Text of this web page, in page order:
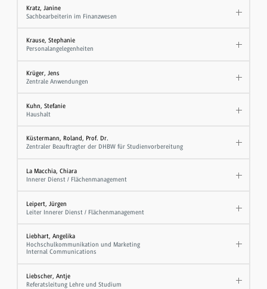
Kratz, Janine
Sachbearbeiterin im Finanzwesen
Krause, Stephanie
Personalangelegenheiten
Krüger, Jens
Zentrale Anwendungen
Kuhn, Stefanie
Haushalt
Küstermann, Roland, Prof. Dr.
Zentraler Beauftragter der DHBW für Studienvorbereitung
La Macchia, Chiara
Innerer Dienst / Flächenmanagement
Leipert, Jürgen
Leiter Innerer Dienst / Flächenmanagement
Liebhart, Angelika
Hochschulkommunikation und Marketing
Internal Communications
Liebscher, Antje
Referatsleitung Lehre und Studium